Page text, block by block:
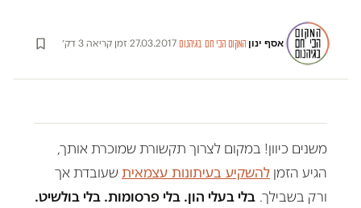
אסף ינון·המקום הכי חם בגיהנום·
27.03.2017
·זמן קריאה 3 דק׳
משנים כיוון! במקום לצרוך תקשורת שמוכרת אותך,
הגיע הזמן להשקיע בעיתונות עצמאיתשעובדת אך
ורק בשבילך. בלי בעלי הון. בלי פרסומות. בלי בולשיט.